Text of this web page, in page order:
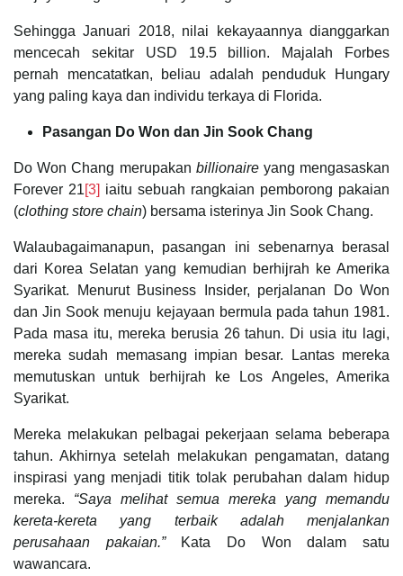
Sehingga Januari 2018, nilai kekayaannya dianggarkan
mencecah sekitar USD 19.5 billion. Majalah Forbes
pernah mencatatkan, beliau adalah penduduk Hungary
yang paling kaya dan individu terkaya di Florida.
Pasangan Do Won dan Jin Sook Chang
Do Won Chang merupakan billionaireyang mengasaskan
Forever 21[3] iaitu sebuah rangkaian pemborong pakaian
(clothing store chain) bersama isterinya Jin Sook Chang.
Walaubagaimanapun, pasangan ini sebenarnya berasal
dari Korea Selatan yang kemudian berhijrah ke Amerika
Syarikat. Menurut Business Insider, perjalanan Do Won
dan Jin Sook menuju kejayaan bermula pada tahun 1981.
Pada masa itu, mereka berusia 26 tahun. Di usia itu lagi,
mereka sudah memasang impian besar. Lantas mereka
memutuskan untuk berhijrah ke Los Angeles, Amerika
Syarikat.
Mereka melakukan pelbagai pekerjaan selama beberapa
tahun. Akhirnya setelah melakukan pengamatan, datang
inspirasi yang menjadi titik tolak perubahan dalam hidup
mereka. “Saya melihat semua mereka yang memandu
kereta-kereta yang terbaik adalah menjalankan
perusahaan pakaian.” Kata Do Won dalam satu
wawancara.